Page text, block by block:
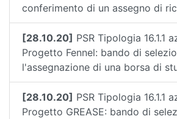
conferimento di un assegno di
[28.10.20] PSR Tipologia 16.1.1
Progetto Fennel: bando di
l'assegnazione di una borsa di
[28.10.20] PSR Tipologia 16.1.1
Progetto GREASE: bando di